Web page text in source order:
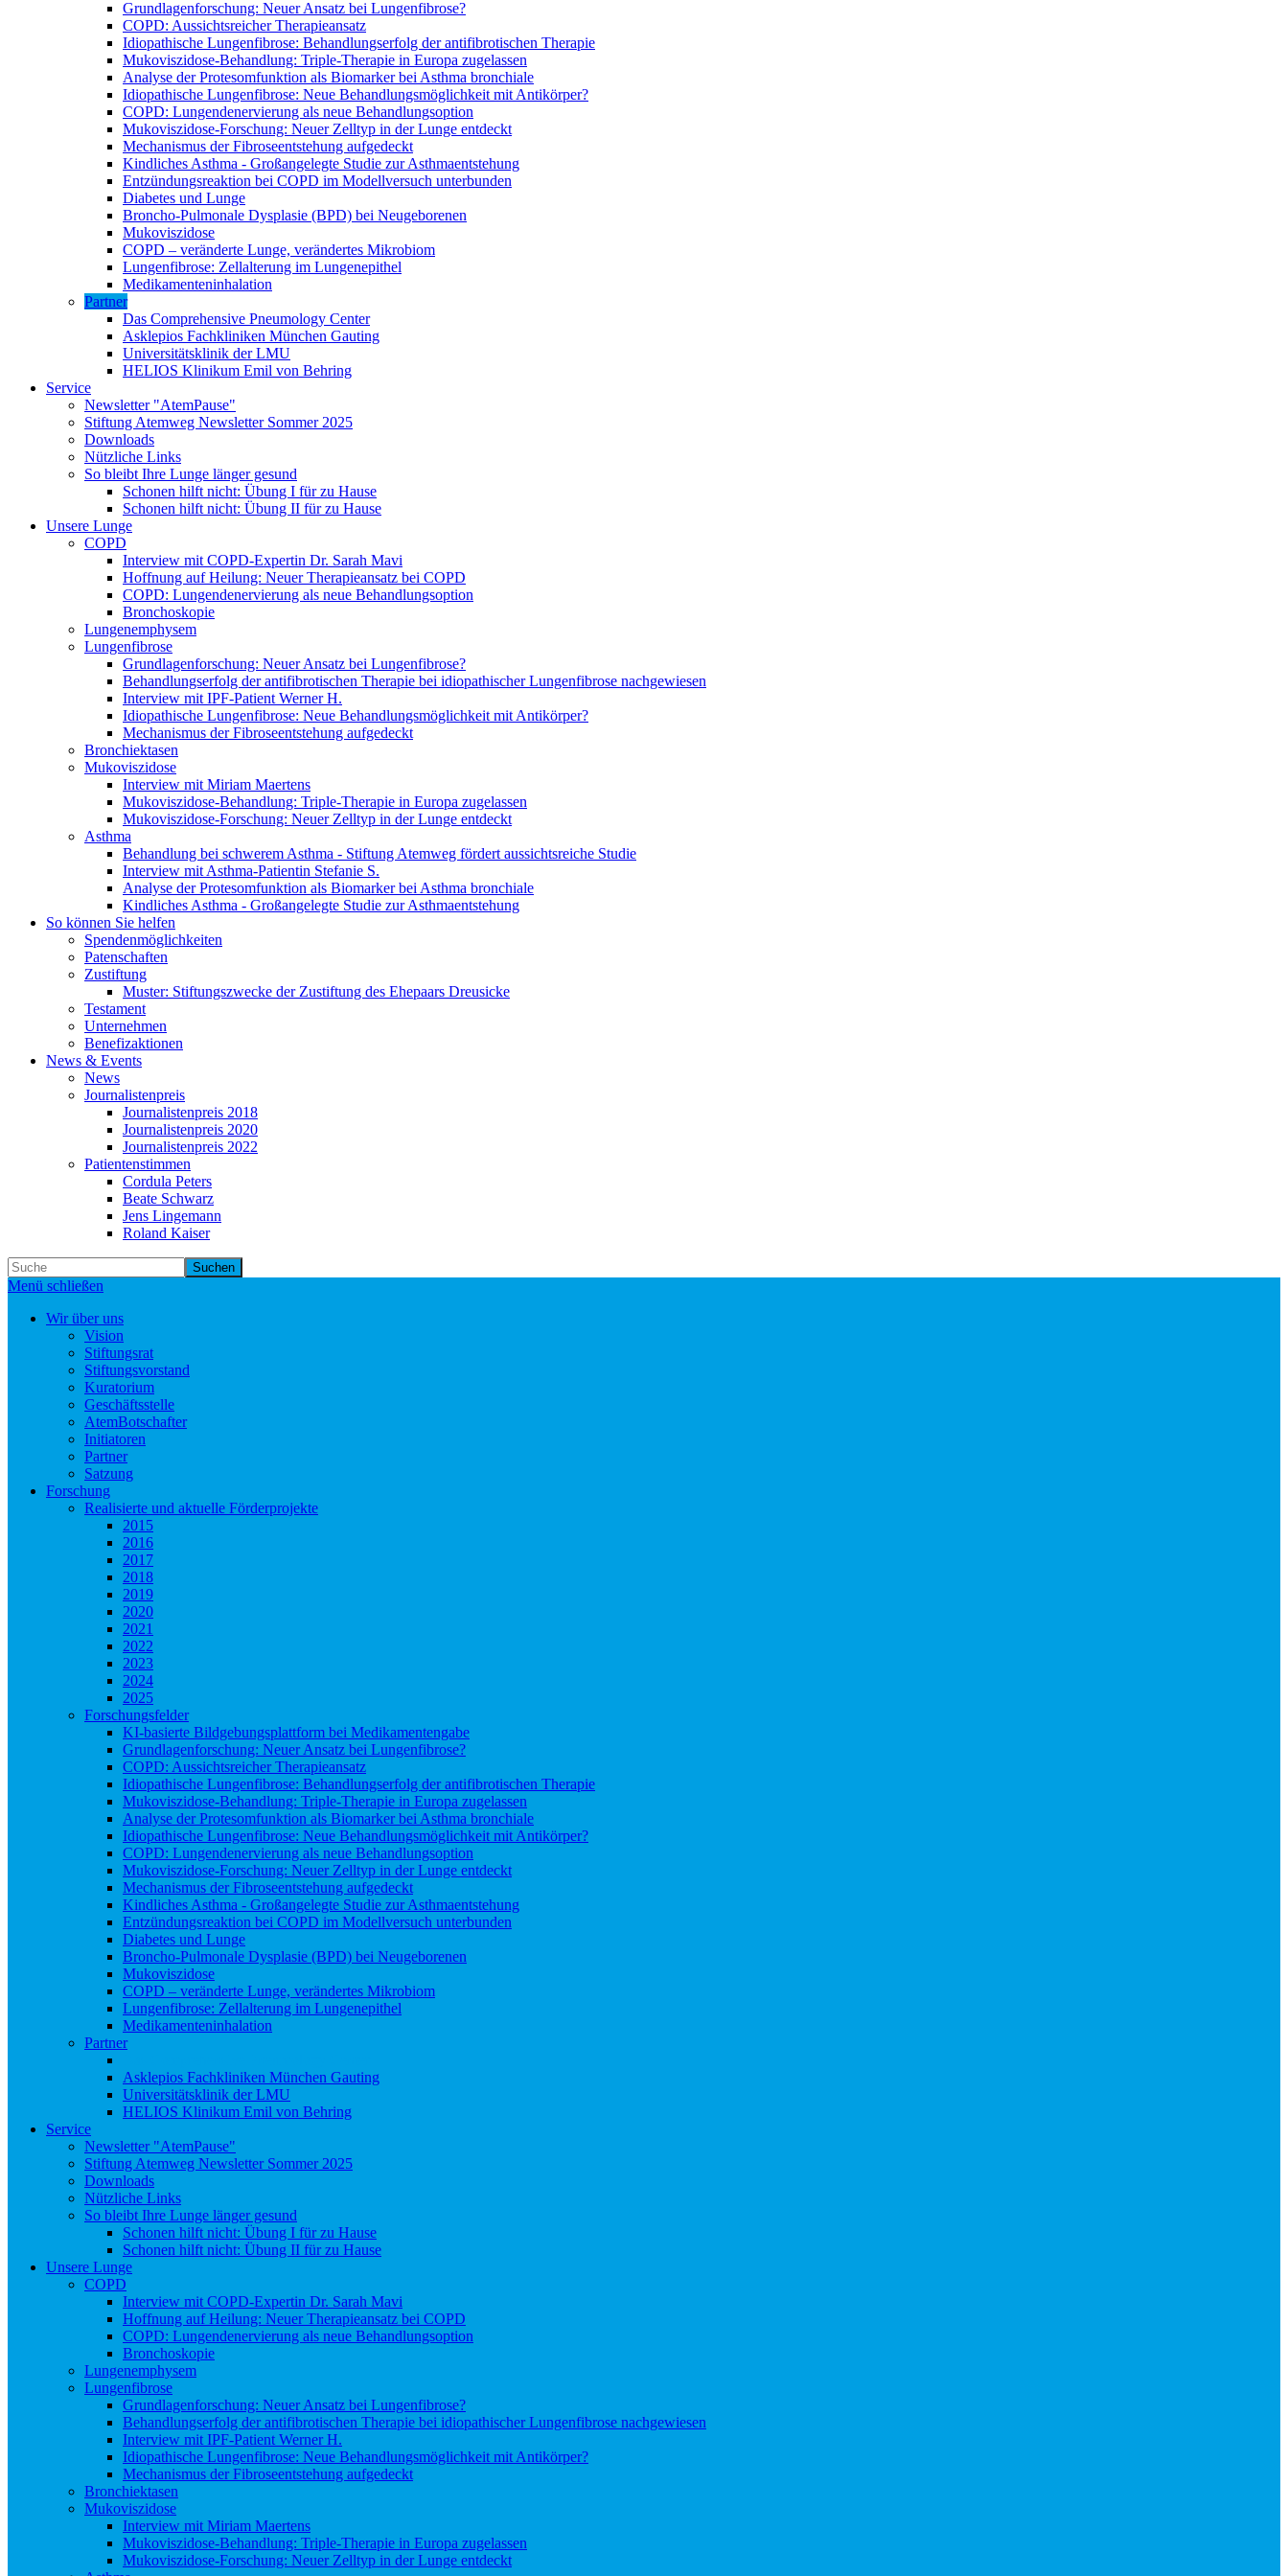
Grundlagenforschung: Neuer Ansatz bei Lungenfibrose?
COPD: Aussichtsreicher Therapieansatz
Idiopathische Lungenfibrose: Behandlungserfolg der antifibrotischen Therapie
Mukoviszidose-Behandlung: Triple-Therapie in Europa zugelassen
Analyse der Protesomfunktion als Biomarker bei Asthma bronchiale
Idiopathische Lungenfibrose: Neue Behandlungsmöglichkeit mit Antikörper?
COPD: Lungendenervierung als neue Behandlungsoption
Mukoviszidose-Forschung: Neuer Zelltyp in der Lunge entdeckt
Mechanismus der Fibroseentstehung aufgedeckt
Kindliches Asthma - Großangelegte Studie zur Asthmaentstehung
Entzündungsreaktion bei COPD im Modellversuch unterbunden
Diabetes und Lunge
Broncho-Pulmonale Dysplasie (BPD) bei Neugeborenen
Mukoviszidose
COPD – veränderte Lunge, verändertes Mikrobiom
Lungenfibrose: Zellalterung im Lungenepithel
Medikamenteninhalation
Partner
Das Comprehensive Pneumology Center
Asklepios Fachkliniken München Gauting
Universitätsklinik der LMU
HELIOS Klinikum Emil von Behring
Service
Newsletter "AtemPause"
Stiftung Atemweg Newsletter Sommer 2025
Downloads
Nützliche Links
So bleibt Ihre Lunge länger gesund
Schonen hilft nicht: Übung I für zu Hause
Schonen hilft nicht: Übung II für zu Hause
Unsere Lunge
COPD
Interview mit COPD-Expertin Dr. Sarah Mavi
Hoffnung auf Heilung: Neuer Therapieansatz bei COPD
COPD: Lungendenervierung als neue Behandlungsoption
Bronchoskopie
Lungenemphysem
Lungenfibrose
Grundlagenforschung: Neuer Ansatz bei Lungenfibrose?
Behandlungserfolg der antifibrotischen Therapie bei idiopathischer Lungenfibrose nachgewiesen
Interview mit IPF-Patient Werner H.
Idiopathische Lungenfibrose: Neue Behandlungsmöglichkeit mit Antikörper?
Mechanismus der Fibroseentstehung aufgedeckt
Bronchiektasen
Mukoviszidose
Interview mit Miriam Maertens
Mukoviszidose-Behandlung: Triple-Therapie in Europa zugelassen
Mukoviszidose-Forschung: Neuer Zelltyp in der Lunge entdeckt
Asthma
Behandlung bei schwerem Asthma - Stiftung Atemweg fördert aussichtsreiche Studie
Interview mit Asthma-Patientin Stefanie S.
Analyse der Protesomfunktion als Biomarker bei Asthma bronchiale
Kindliches Asthma - Großangelegte Studie zur Asthmaentstehung
So können Sie helfen
Spendenmöglichkeiten
Patenschaften
Zustiftung
Muster: Stiftungszwecke der Zustiftung des Ehepaars Dreusicke
Testament
Unternehmen
Benefizaktionen
News & Events
News
Journalistenpreis
Journalistenpreis 2018
Journalistenpreis 2020
Journalistenpreis 2022
Patientenstimmen
Cordula Peters
Beate Schwarz
Jens Lingemann
Roland Kaiser
Suchen
Menü schließen
Wir über uns
Vision
Stiftungsrat
Stiftungsvorstand
Kuratorium
Geschäftsstelle
AtemBotschafter
Initiatoren
Partner
Satzung
Forschung
Realisierte und aktuelle Förderprojekte
2015
2016
2017
2018
2019
2020
2021
2022
2023
2024
2025
Forschungsfelder
KI-basierte Bildgebungsplattform bei Medikamentengabe
Grundlagenforschung: Neuer Ansatz bei Lungenfibrose?
COPD: Aussichtsreicher Therapieansatz
Idiopathische Lungenfibrose: Behandlungserfolg der antifibrotischen Therapie
Mukoviszidose-Behandlung: Triple-Therapie in Europa zugelassen
Analyse der Protesomfunktion als Biomarker bei Asthma bronchiale
Idiopathische Lungenfibrose: Neue Behandlungsmöglichkeit mit Antikörper?
COPD: Lungendenervierung als neue Behandlungsoption
Mukoviszidose-Forschung: Neuer Zelltyp in der Lunge entdeckt
Mechanismus der Fibroseentstehung aufgedeckt
Kindliches Asthma - Großangelegte Studie zur Asthmaentstehung
Entzündungsreaktion bei COPD im Modellversuch unterbunden
Diabetes und Lunge
Broncho-Pulmonale Dysplasie (BPD) bei Neugeborenen
Mukoviszidose
COPD – veränderte Lunge, verändertes Mikrobiom
Lungenfibrose: Zellalterung im Lungenepithel
Medikamenteninhalation
Partner
Asklepios Fachkliniken München Gauting
Universitätsklinik der LMU
HELIOS Klinikum Emil von Behring
Service
Newsletter "AtemPause"
Stiftung Atemweg Newsletter Sommer 2025
Downloads
Nützliche Links
So bleibt Ihre Lunge länger gesund
Schonen hilft nicht: Übung I für zu Hause
Schonen hilft nicht: Übung II für zu Hause
Unsere Lunge
COPD
Interview mit COPD-Expertin Dr. Sarah Mavi
Hoffnung auf Heilung: Neuer Therapieansatz bei COPD
COPD: Lungendenervierung als neue Behandlungsoption
Bronchoskopie
Lungenemphysem
Lungenfibrose
Grundlagenforschung: Neuer Ansatz bei Lungenfibrose?
Behandlungserfolg der antifibrotischen Therapie bei idiopathischer Lungenfibrose nachgewiesen
Interview mit IPF-Patient Werner H.
Idiopathische Lungenfibrose: Neue Behandlungsmöglichkeit mit Antikörper?
Mechanismus der Fibroseentstehung aufgedeckt
Bronchiektasen
Mukoviszidose
Interview mit Miriam Maertens
Mukoviszidose-Behandlung: Triple-Therapie in Europa zugelassen
Mukoviszidose-Forschung: Neuer Zelltyp in der Lunge entdeckt